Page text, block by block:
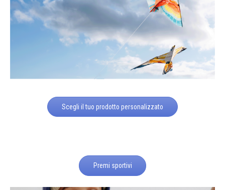
Scegli il tuo prodotto personalizzato
Premi sportivi